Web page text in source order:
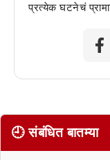
प्रत्येक घटनेचं
🕘 संबंधित बातम्या